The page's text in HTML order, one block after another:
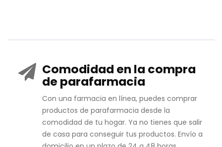
Comodidad en la compra
de parafarmacia
Con una farmacia en línea, puedes comprar
productos de parafarmacia desde la
comodidad de tu hogar. Ya no tienes que salir
de casa para conseguir tus productos. Envío a